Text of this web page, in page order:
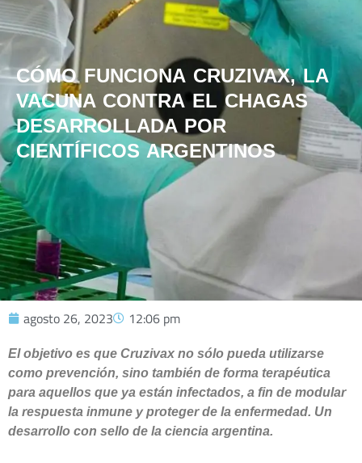
CÓMO FUNCIONA CRUZIVAX, LA
VACUNA CONTRA EL CHAGAS
DESARROLLADA POR
CIENTÍFICOS ARGENTINOS
agosto 26, 2023 12:06 pm
El objetivo es que Cruzivax no sólo pueda utilizarse
como prevención, sino también de forma terapéutica
para aquellos que ya están infectados, a fin de modular
la respuesta inmune y proteger de la enfermedad. Un
desarrollo con sello de la ciencia argentina.